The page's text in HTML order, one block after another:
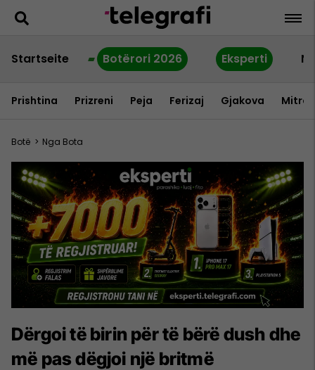
Startseite Botërori 2026 Eksperti
Prishtina Prizreni Peja Ferizaj Gjakova
Botë > Nga Bota
Dërgoi të birin për të bërë dush dhe
më pas dëgjoi një britmë